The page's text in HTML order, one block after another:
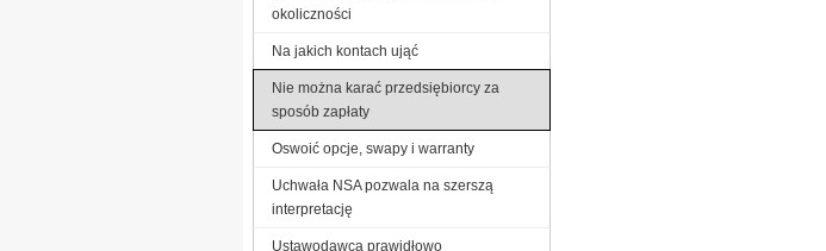
okoliczności
Na jakich kontach ująć
Nie można karać przedsiębiorcy za
sposób zapłaty
Oswoić opcje, swapy i warranty
Uchwała NSA pozwala na szerszą
interpretację
Ustawodawca prawidłowo